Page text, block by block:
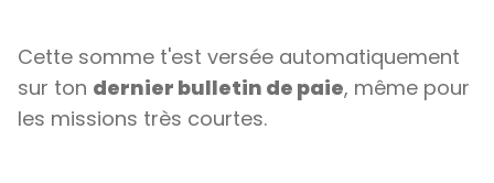
Cette somme t'est versée automatiquement
sur ton dernier bulletin de paie, même pour
les missions très courtes.